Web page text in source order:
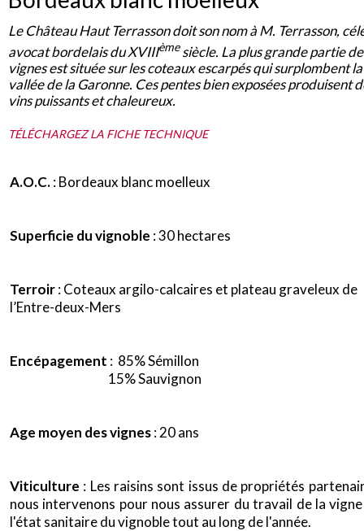
Le Château Haut Terrasson doit son nom à M. Terrasson,
avocat bordelais du XVIIIèmesiècle. La plus grande partie
vignes est située sur les coteaux escarpés qui surplombent la
vallée de la Garonne. Ces pentes bien exposées produisent
vins puissants et chaleureux.
TÉLÉCHARGEZ LA FICHE TECHNIQUE
A.O.C.: Bordeaux blanc moelleux
Superficie du vignoble : 30 hectares
Terroir: Coteaux argilo-calcaires et plateau graveleux de
l’Entre-deux-Mers
Encépagement : 85% Sémillon
15% Sauvignon
Age moyen des vignes: 20 ans
Viticulture : Les raisins sont issus de propriétés
nous intervenons pour nous assurer du travail de la
l'état sanitaire du vignoble tout au long de l'année.